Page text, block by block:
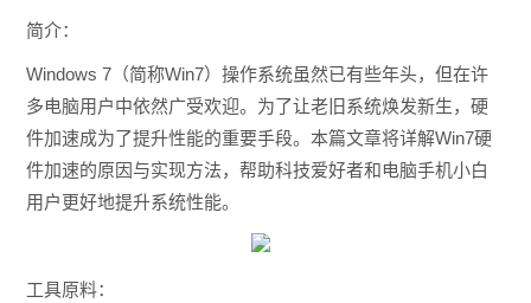
简介：
Windows 7（简称Win7）操作系统虽然已有些年头，但在许
多电脑用户中依然广受欢迎。为了让老旧系统焕发新生，硬
件加速成为了提升性能的重要手段。本篇文章将详解Win7硬
件加速的原因与实现方法，帮助科技爱好者和电脑手机小白
用户更好地提升系统性能。
工具原料：